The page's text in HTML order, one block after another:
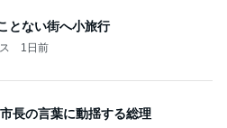
とない街へ小旅行
1日前
長の言葉に動揺する総理